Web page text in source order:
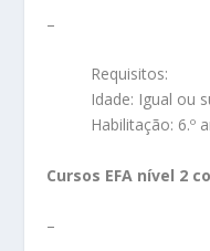
–
Requisitos:
Idade: Igual ou
Habilitação: 6.º
Cursos EFA nível 2
–